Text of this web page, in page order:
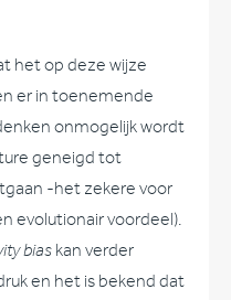
het op deze wijze
er in toenemende
onmogelijk wordt
geneigd tot
-het zekere voor
evolutionair voordeel).
bias kan verder
en het is bekend dat